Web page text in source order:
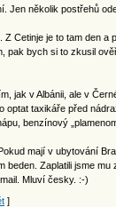
Jen několik postřehů
Z Cetinje je to tam den
pak bych si to zkusil
jak v Albánii, ale v
optat taxikáře před
benzínový
mají v ubytování
beden. Zaplatili jsme
Mluví česky. :-)
]